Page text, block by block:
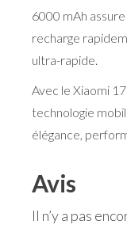
6000 mAh
recharge
ultra-rapide.
Avec le Xiaomi
technologie
élégance,
Avis
Il n’y a pas